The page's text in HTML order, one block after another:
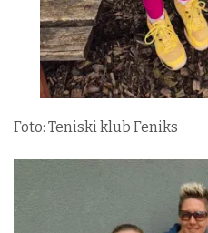
Foto: Teniski klub Feniks